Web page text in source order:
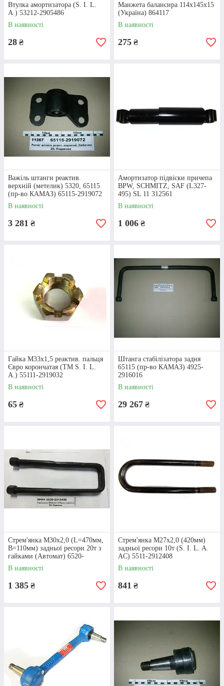
КОНСУЛЬТАЦІЯ
уточнити всі деталі замовлення та перевірити дані
для його відправки.
ОПЛАТА
Ви можете внести кошти за підвіску для КАМАЗу
на карту чи рахунок або розрахуватися в момент
отримання запчастин.
ДОСТАВКА
Будь-які товари, серед яких і
КАМАЗу, відправляємо з Києва Новою поштою та
Делівері.
Контактна iнформацiя
Втулка амортизатора (S. I. L.
A.) 53212-2905486
В наявності
28 ₴
Манжета балансира 114х145х15
(Україна) 864117
В наявності
275 ₴
Важіль штанги реактив.
верхній (метелик) 5320, 65115
(пр-во КАМАЗ) 65115-2919072
В наявності
3 281 ₴
Амортизатор підвіски причепа
BPW, SCHMITZ, SAF (L327-
495) SL 11 312561
В наявності
1 006 ₴
Гайка М33х1,5 реактив. пальця
Євро корончатая (ТМ S. I. L.
A.) 55111-2919032
В наявності
65 ₴
Штанга стабілізатора задня
65115 (пр-во КАМАЗ) 4925-
2916016
В наявності
29 267 ₴
Стрем'янка М30х2,0 (L=470мм,
В=110мм) задньої ресори 20т з
гайками (Автомат) 6520-
2912400
В наявності
1 385 ₴
Стрем'янка М27х2,0 (420мм)
задньої ресори 10т (S. I. L. A.
AC) 5511-2912408
В наявності
841 ₴